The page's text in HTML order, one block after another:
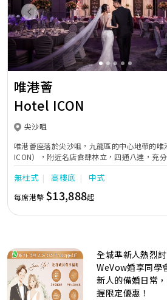
Previous
唯港薈
Hotel ICON
尖沙咀
唯港薈座落於尖沙咀，九龍區的中心地帶的唯
ICON），附近名店食肆林立，四通八達，充
中的活力個性，成為一眾準新人舉辦婚宴的熱
隊由策劃統籌至所有婚宴每個細節，唯港薈都
讓您留下獨特的醉人回憶。 擁有時尚高樓頂
廳，配置了全套先進的視聽影音及燈光設備配
現代時尚感的水晶玻璃燈，演繹出與別不同的
準新人的個性及預算﹔保證為您打造夢寐以求
賓客永誌難忘！
無柱式 高樓底 中式
每席港幣 $13,888起
全城準新人熱烈討
WeVow婚享同學
新人的備婚日常
握限定優惠！